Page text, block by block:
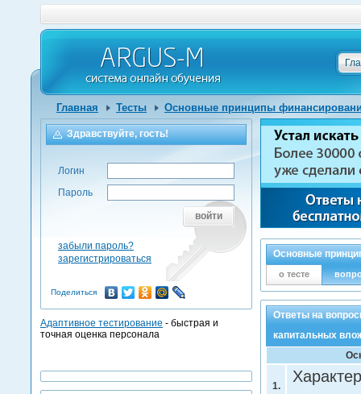
Главная Тесты Основные принципы
Основные
о тесте
Ответы на
капитальных
1.
Здравствуйте, гость!
Логин
Пароль
войти
забыли пароль?
зарегистрироваться
Поделиться
Адаптивное тестирование - быстрая и
точная оценка персонала